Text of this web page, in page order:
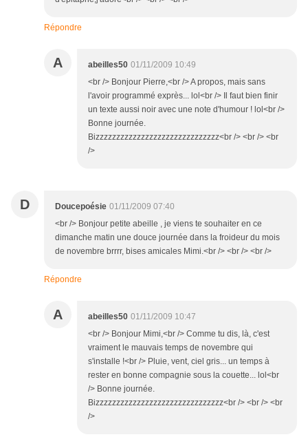
Répondre
A abeilles50 01/11/2009 10:49
<br /> Bonjour Pierre,<br /> A propos, mais sans
l'avoir programmé exprès... lol<br /> Il faut bien finir
un texte aussi noir avec une note d'humour ! lol<br />
Bonne journée.
Bizzzzzzzzzzzzzzzzzzzzzzzzzzzzzz<br /> <br /> <br
/>
D Doucepoésie 01/11/2009 07:40
<br /> Bonjour petite abeille , je viens te souhaiter en ce
dimanche matin une douce journée dans la froideur du mois
de novembre brrrr, bises amicales Mimi.<br /> <br /> <br />
Répondre
A abeilles50 01/11/2009 10:47
<br /> Bonjour Mimi,<br /> Comme tu dis, là, c'est
vraiment le mauvais temps de novembre qui
s'installe !<br /> Pluie, vent, ciel gris... un temps à
rester en bonne compagnie sous la couette... lol<br
/> Bonne journée.
Bizzzzzzzzzzzzzzzzzzzzzzzzzzzzzzz<br /> <br /> <br
/>